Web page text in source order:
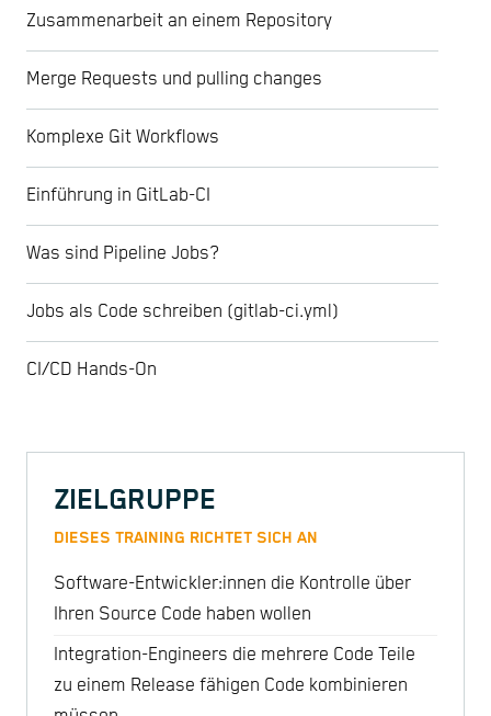
Zusammenarbeit an einem Repository
Merge Requests und pulling changes
Komplexe Git Workflows
Einführung in GitLab-CI
Was sind Pipeline Jobs?
Jobs als Code schreiben (gitlab-ci.yml)
CI/CD Hands-On
ZIELGRUPPE
DIESES TRAINING RICHTET SICH AN
Software-Entwickler:innen die Kontrolle über
Ihren Source Code haben wollen
Integration-Engineers die mehrere Code Teile
zu einem Release fähigen Code kombinieren